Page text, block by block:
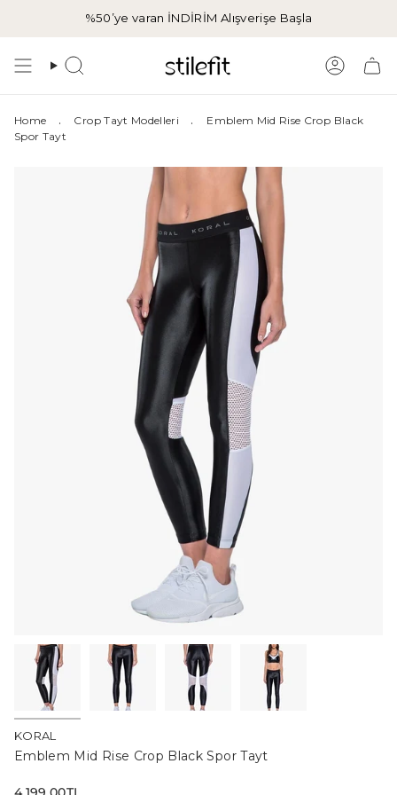
%50’ye varan İNDİRİM Alışverişe Başla
Aramak Hesap
Home . Crop Tayt Modelleri .
Emblem Mid Rise Crop Black
Spor Tayt
KORAL
Emblem Mid Rise Crop Black Spor Tayt